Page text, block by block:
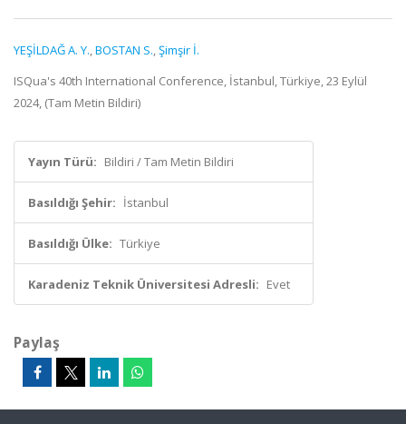
YEŞİLDAĞ A. Y.,BOSTAN S.,Şimşir İ.
ISQua's 40th International Conference, İstanbul, Türkiye, 23 Eylül
2024, (Tam Metin Bildiri)
Yayın Türü: Bildiri / Tam Metin Bildiri
Basıldığı Şehir: İstanbul
Basıldığı Ülke: Türkiye
Karadeniz Teknik Üniversitesi Adresli: Evet
Paylaş